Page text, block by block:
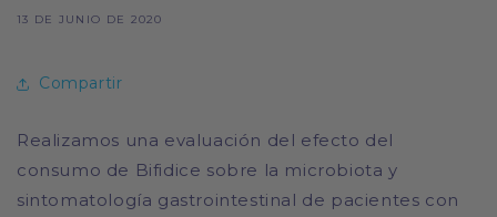
13 DE JUNIO DE 2020
Compartir
Realizamos una evaluación del efecto del
consumo de Bifidice sobre la microbiota y
sintomatología gastrointestinal de pacientes con